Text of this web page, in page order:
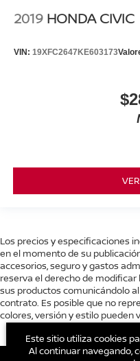
2019 HONDA CIVIC
VIN: 19XFC2647KE603173
Los precios y especificaciones
en el momento de su
accesorios, seguro y gastos
reserva el derecho de
sus productos comunicándolo
contrato. Es posible que no
colores, versión y estilo pueden
Este sitio utiliza cookies
Al continuar navegando,